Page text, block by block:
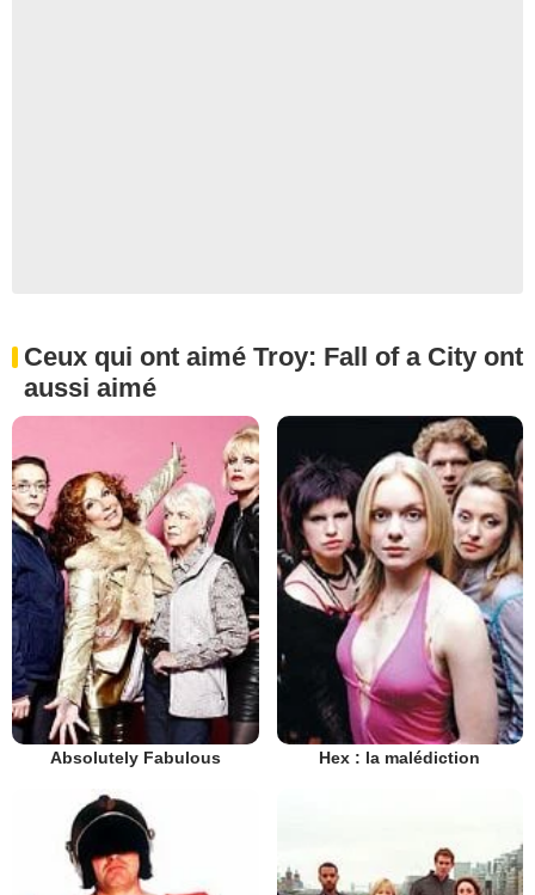
Ceux qui ont aimé Troy: Fall of a City ont
aussi aimé
Absolutely Fabulous Hex : la malédiction